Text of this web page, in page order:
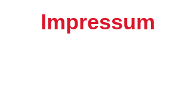
Impressum